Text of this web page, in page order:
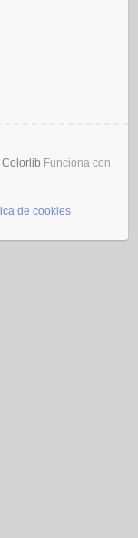
Colorlib Funciona con
de cookies